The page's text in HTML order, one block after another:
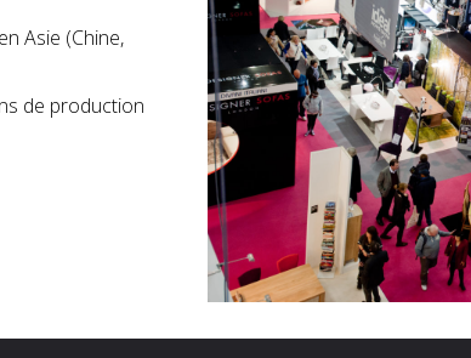
Asie (Chine,
de production